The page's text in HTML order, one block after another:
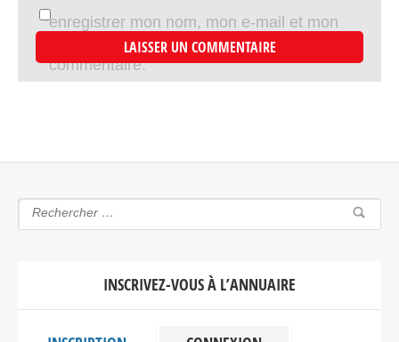
enregistrer mon nom, mon e-mail et mon
site dans le navigateur pour mon prochain
commentaire.
INSCRIVEZ-VOUS À L’ANNUAIRE